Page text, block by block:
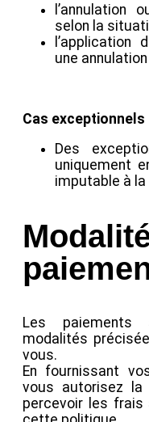
l’annulation
selon la
l’application
une
Cas exceptionnels
Des
uniquement
imputable à la
Les paiements
modalités
vous.
En fournissant
vous autorisez la
percevoir les frais